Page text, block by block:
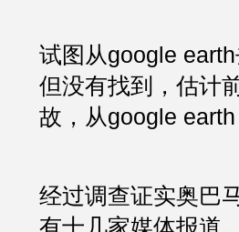
试图从google
但没有找到，估计
故，从google earth
经过调查证实奥巴
有十几家媒体报道